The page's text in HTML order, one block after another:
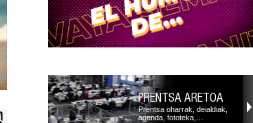
PRENTSA ARETOA
Prentsa oharrak, deialdiak,
agenda, fototeka,…